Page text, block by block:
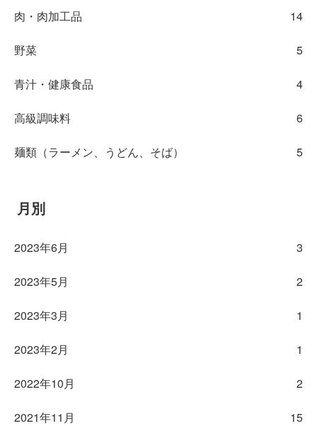
肉・肉加工品 14
野菜 5
青汁・健康食品 4
高級調味料 6
麺類（ラーメン、うどん、そば） 5
月別
2023年6月 3
2023年5月 2
2023年3月 1
2023年2月 1
2022年10月 2
2021年11月 15